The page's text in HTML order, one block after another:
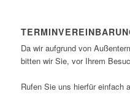
Da wir aufgrund von
bitten wir Sie, vor Ihrem
Rufen Sie uns hierfür einfach